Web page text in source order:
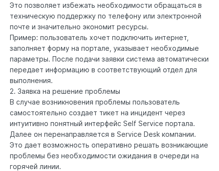
Это позволяет избежать необходимости обращаться в
техническую поддержку по телефону или электронной
почте и значительно экономит ресурсы.
Пример: пользователь хочет подключить интернет,
заполняет форму на портале, указывает необходимые
параметры. После подачи заявки система автоматически
передает информацию в соответствующий отдел для
выполнения.
2. Заявка на решение проблемы
В случае возникновения проблемы пользователь
самостоятельно создает тикет на инцидент через
интуитивно понятный интерфейс Self Service портала.
Далее он перенаправляется в Service Desk компании.
Это дает возможность оперативно решать возникающие
проблемы без необходимости ожидания в очереди на
горячей линии.